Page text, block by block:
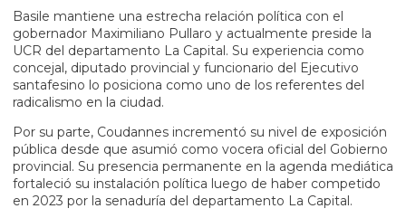
Basile mantiene una estrecha relación política con el
gobernador Maximiliano Pullaro y actualmente preside la
UCR del departamento La Capital. Su experiencia como
concejal, diputado provincial y funcionario del Ejecutivo
santafesino lo posiciona como uno de los referentes del
radicalismo en la ciudad.
Por su parte, Coudannes incrementó su nivel de exposición
pública desde que asumió como vocera oficial del Gobierno
provincial. Su presencia permanente en la agenda mediática
fortaleció su instalación política luego de haber competido
en 2023 por la senaduría del departamento La Capital.